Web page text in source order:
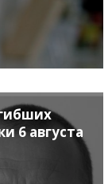
6 августа